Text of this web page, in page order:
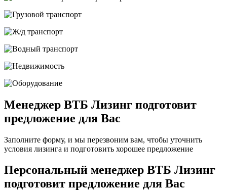
Менеджер ВТБ Лизинг подготовит
предложение для Вас
Заполните форму, и мы перезвоним вам, чтобы уточнить
условия лизинга и подготовить хорошее предложение
Персональный менеджер ВТБ Лизинг
подготовит предложение для Вас